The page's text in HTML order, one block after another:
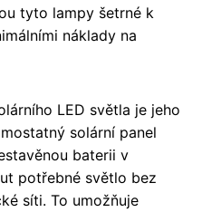
tyto lampy šetrné k
náklady na
LED světla je jeho
solární panel
baterii v
potřebné světlo bez
síti. To umožňuje